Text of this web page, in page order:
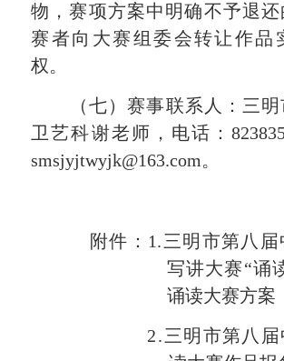
物，赛项方案中明确不予退
赛者向大赛组委会转让作品
权。
（七）赛事联系人：三
卫艺科谢老师 ，电话：
smsjyjtwyjk@163.com。
附件： 1.三明市第 八
写讲大赛“诵
诵读大赛方案
2.三明市第 八